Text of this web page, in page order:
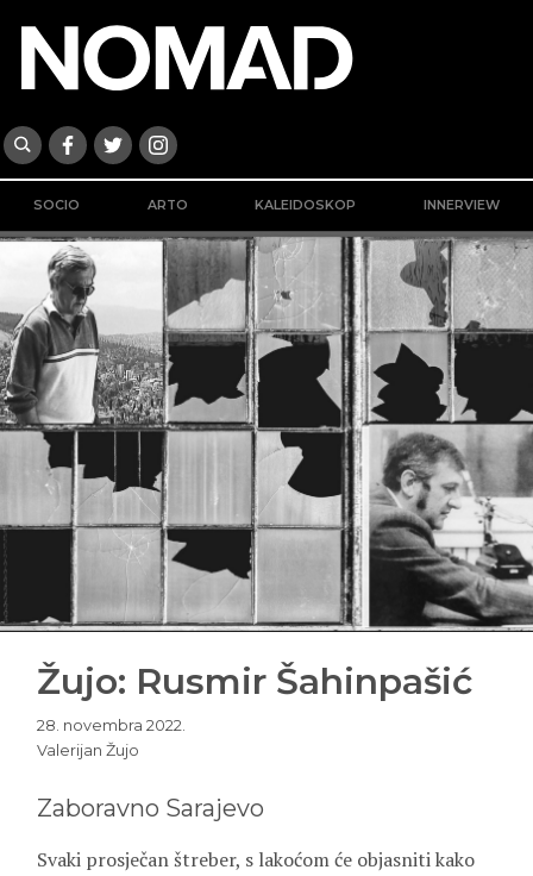
SOCIO ARTO KALEIDOSKOP INNERVIEW
Žujo: Rusmir Šahinpašić
28. novembra 2022.
Valerijan Žujo
Zaboravno Sarajevo
Svaki prosječan štreber, s lakoćom će objasniti kako